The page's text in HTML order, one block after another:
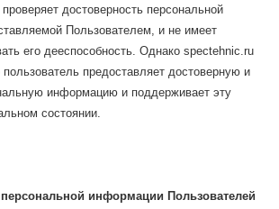
достоверность персональной
Пользователем, и не имеет
его дееспособность. Однако spectehnic.ru
пользователь предоставляет достоверную и
информацию и поддерживает эту
состоянии.
информации Пользователей